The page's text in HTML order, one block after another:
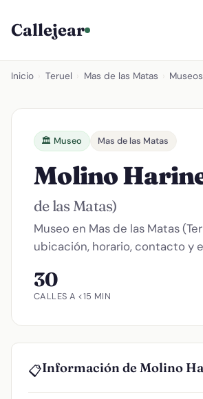
Callejear
Inicio Teruel Mas de las Matas Museos
🏛️ Museo Mas de las Matas
Molino
de las Matas)
Museo en Mas de las Matas
ubicación, horario, contacto y
30
CALLES A <15 MIN
📋Información de Molino